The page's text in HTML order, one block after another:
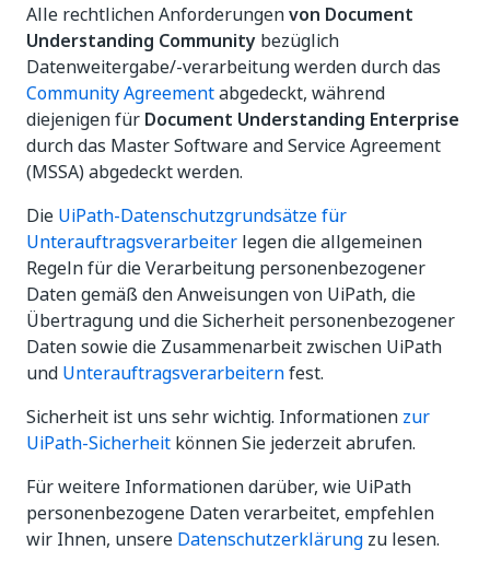
Alle rechtlichen Anforderungenvon Document
Understanding Community bezüglich
Datenweitergabe/-verarbeitung werden durch das
Community Agreementabgedeckt, während
diejenigen für Document Understanding Enterprise
durch das Master Software and Service Agreement
(MSSA) abgedeckt werden.
Die UiPath-Datenschutzgrundsätze für
Unterauftragsverarbeiter legen die allgemeinen
Regeln für die Verarbeitung personenbezogener
Daten gemäß den Anweisungen von UiPath, die
Übertragung und die Sicherheit personenbezogener
Daten sowie die Zusammenarbeit zwischen UiPath
und Unterauftragsverarbeiternfest.
Sicherheit ist uns sehr wichtig. Informationen zur
UiPath-Sicherheit können Sie jederzeit abrufen.
Für weitere Informationen darüber, wie UiPath
personenbezogene Daten verarbeitet, empfehlen
wir Ihnen, unsere Datenschutzerklärung zu lesen.